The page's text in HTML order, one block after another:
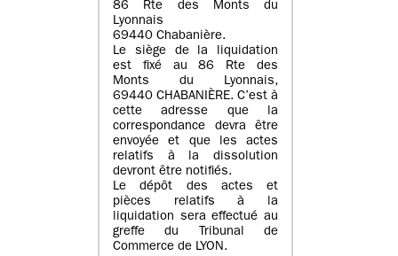
86 Rte des Monts du
Lyonnais
69440 Chabanière.
Le siège de la liquidation
est fixé au 86 Rte des
Monts du Lyonnais,
69440 CHABANIÈRE. C’est à
cette adresse que la
correspondance devra être
envoyée et que les actes
relatifs à la dissolution
devront être notifiés.
Le dépôt des actes et
pièces relatifs à la
liquidation sera effectué au
greffe du Tribunal de
Commerce de LYON.